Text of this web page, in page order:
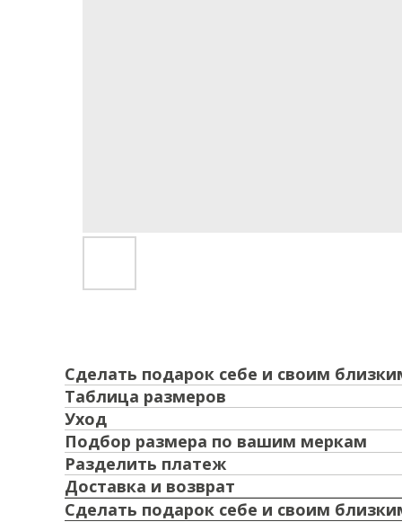
Сделать подарок себе и своим
Таблица размеров
Уход
Подбор размера по вашим меркам
Разделить платеж
Доставка и возврат
Сделать подарок себе и своим